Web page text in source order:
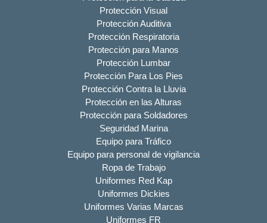
Protección Visual
Protección Auditiva
Protección Respiratoria
Protección para Manos
Protección Lumbar
Protección Para Los Pies
Protección Contra la Lluvia
Protección en las Alturas
Protección para Soldadores
Seguridad Marina
Equipo para Tráfico
Equipo para personal de vigilancia
Ropa de Trabajo
Uniformes Red Kap
Uniformes Dickies
Uniformes Varias Marcas
Uniformes FR